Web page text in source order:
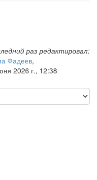
раз редактировал:
Фадеев,
2026 г., 12:38